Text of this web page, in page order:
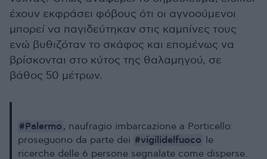
έχουν εκφράσει φόβους ότι οι αγνοούμενοι
μπορεί να παγιδεύτηκαν στις καμπίνες τους
ενώ βυθιζόταν το σκάφος και επομένως να
βρίσκονται στο κύτος της θαλαμηγού, σε
βάθος 50 μέτρων.
#Palermo , naufragio imbarcazione a Porticello:
proseguono da parte dei #vigilidelfuoco le
ricerche delle 6 persone segnalate come disperse.